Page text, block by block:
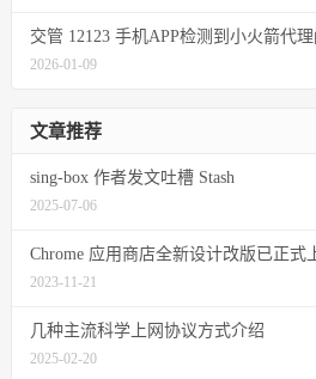
交管 12123 手机APP检测到小火箭代
2026-01-09
文章推荐
sing-box 作者发文吐槽 Stash
2025-07-06
Chrome 应用商店全新设计改版已正式
2023-11-21
几种主流科学上网协议方式介绍
2025-02-20